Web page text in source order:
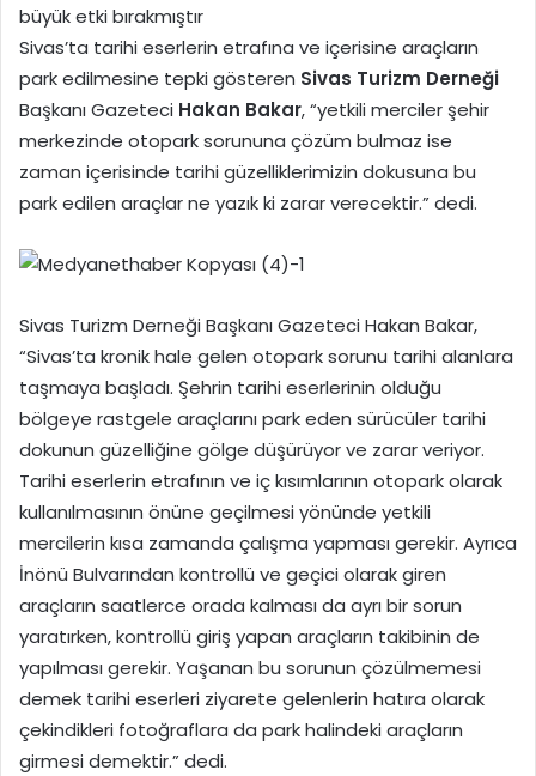
büyük etki bırakmıştır
Sivas’ta tarihi eserlerin etrafına ve içerisine araçların
park edilmesine tepki gösteren Sivas Turizm Derneği
Başkanı Gazeteci Hakan Bakar, “yetkili merciler şehir
merkezinde otopark sorununa çözüm bulmaz ise
zaman içerisinde tarihi güzelliklerimizin dokusuna bu
park edilen araçlar ne yazık ki zarar verecektir.” dedi.
Sivas Turizm Derneği Başkanı Gazeteci Hakan Bakar,
“Sivas’ta kronik hale gelen otopark sorunu tarihi alanlara
taşmaya başladı. Şehrin tarihi eserlerinin olduğu
bölgeye rastgele araçlarını park eden sürücüler tarihi
dokunun güzelliğine gölge düşürüyor ve zarar veriyor.
Tarihi eserlerin etrafının ve iç kısımlarının otopark olarak
kullanılmasının önüne geçilmesi yönünde yetkili
mercilerin kısa zamanda çalışma yapması gerekir. Ayrıca
İnönü Bulvarından kontrollü ve geçici olarak giren
araçların saatlerce orada kalması da ayrı bir sorun
yaratırken, kontrollü giriş yapan araçların takibinin de
yapılması gerekir. Yaşanan bu sorunun çözülmemesi
demek tarihi eserleri ziyarete gelenlerin hatıra olarak
çekindikleri fotoğraflara da park halindeki araçların
girmesi demektir.” dedi.